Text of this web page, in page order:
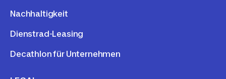
Nachhaltigkeit
Dienstrad-Leasing
Decathlon für Unternehmen